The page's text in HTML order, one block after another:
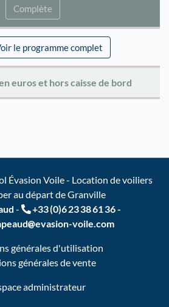
Complète
le programme complet
euros et hors caisse de bord
Évasion Voile - Location de voiliers
au départ de Granville
- +33 (0)6 23 38 61 36-
evasion-voile.com
générales d'utilisation
générales de vente
administrateur